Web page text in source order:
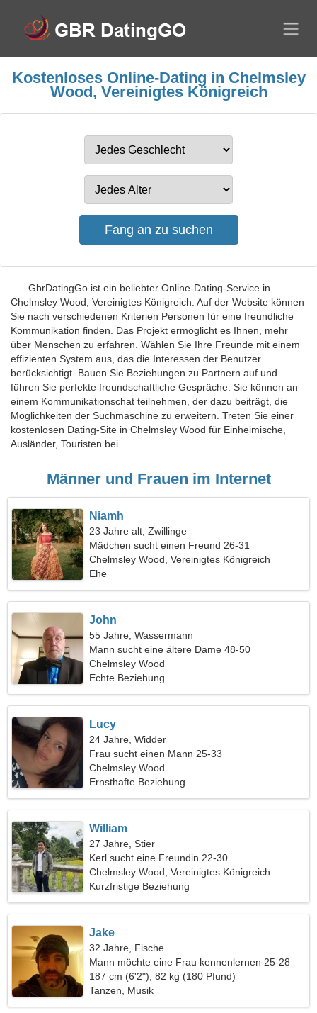
Kostenloses Online-Dating in Chelmsley
Wood, Vereinigtes Königreich
GbrDatingGo ist ein beliebter Online-Dating-Service in
Chelmsley Wood, Vereinigtes Königreich. Auf der Website können
Sie nach verschiedenen Kriterien Personen für eine freundliche
Kommunikation finden. Das Projekt ermöglicht es Ihnen, mehr
über Menschen zu erfahren. Wählen Sie Ihre Freunde mit einem
effizienten System aus, das die Interessen der Benutzer
berücksichtigt. Bauen Sie Beziehungen zu Partnern auf und
führen Sie perfekte freundschaftliche Gespräche. Sie können an
einem Kommunikationschat teilnehmen, der dazu beiträgt, die
Möglichkeiten der Suchmaschine zu erweitern. Treten Sie einer
kostenlosen Dating-Site in Chelmsley Wood für Einheimische,
Ausländer, Touristen bei.
Männer und Frauen im Internet
Niamh
23 Jahre alt, Zwillinge
Mädchen sucht einen Freund 26-31
Chelmsley Wood, Vereinigtes Königreich
Ehe
John
55 Jahre, Wassermann
Mann sucht eine ältere Dame 48-50
Chelmsley Wood
Echte Beziehung
Lucy
24 Jahre, Widder
Frau sucht einen Mann 25-33
Chelmsley Wood
Ernsthafte Beziehung
William
27 Jahre, Stier
Kerl sucht eine Freundin 22-30
Chelmsley Wood, Vereinigtes Königreich
Kurzfristige Beziehung
Jake
32 Jahre, Fische
Mann möchte eine Frau kennenlernen 25-28
187 cm (6'2"), 82 kg (180 Pfund)
Tanzen, Musik